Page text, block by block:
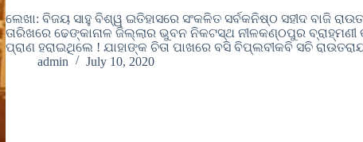
ଲେଖା: ବିଜୟ ସାହୁ ବିଶ୍ୱ ଇତିହାସରେ ସଂକଳିତ ସର୍ବକନିଷ୍ଠ ସହୀଦ ବାଜି
ତାରିଖରେ ଢେଙ୍କାନାଳ ଜିଲ୍ଲାର ଭୁବନ ନିକଟସ୍ଥ ନୀଳକଣ୍ଠପୁର
ପ୍ରାଣ ହରାଇଥିଲେ ! ଯାହାଙ୍କ ଚିତା ପାଖରେ ବସି ବିପ୍ଲବୀକବି ସଚି
admin
July 10, 2020